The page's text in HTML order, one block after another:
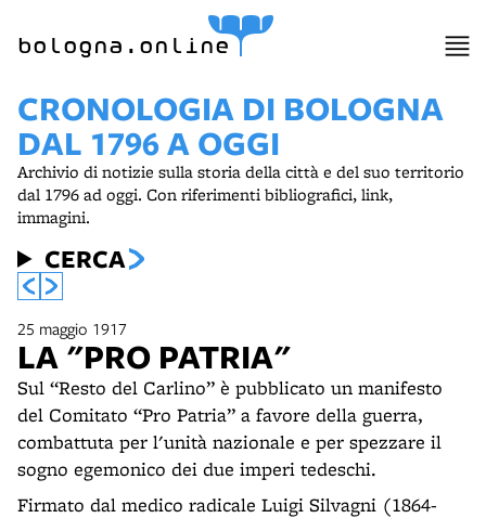
bologna.online
CRONOLOGIA DI BOLOGNA
DAL 1796 A OGGI
Archivio di notizie sulla storia della città e del suo territorio
dal 1796 ad oggi. Con riferimenti bibliografici, link,
immagini.
CERCA
25 maggio 1917
LA "PRO PATRIA"
Sul “Resto del Carlino” è pubblicato un manifesto
del Comitato “Pro Patria” a favore della guerra,
combattuta per l'unità nazionale e per spezzare il
sogno egemonico dei due imperi tedeschi.
Firmato dal medico radicale Luigi Silvagni (1864-